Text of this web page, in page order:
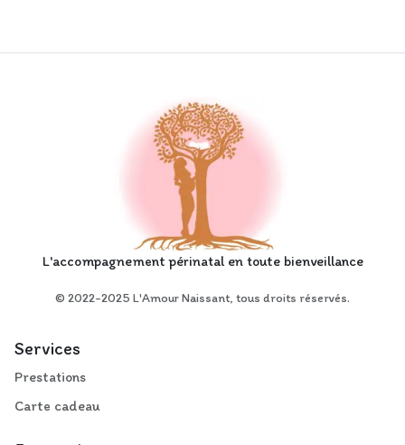
L'accompagnement périnatal en toute bienveillance
© 2022-2025 L'Amour Naissant, tous droits réservés.
Services
Prestations
Carte cadeau